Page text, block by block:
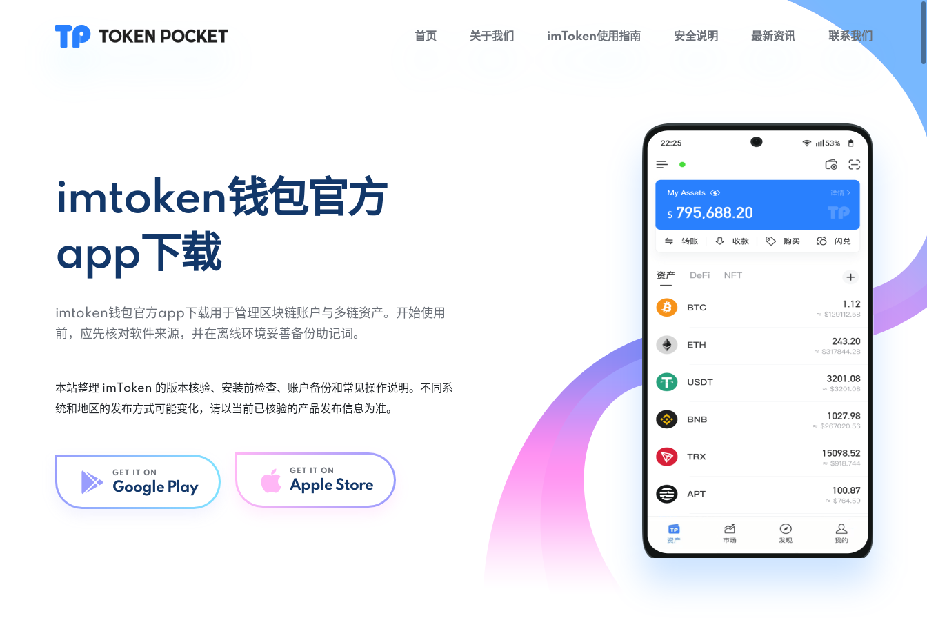
首页 关于我们 imToken使用指南 安全说明 最新资讯 联系我们
imtoken钱包官方
app下载
imtoken钱包官方app下载用于管理区块链账户与多链资产。开始使用
前，应先核对软件来源，并在离线环境妥善备份助记词。
本站整理 imToken 的版本核验、安装前检查、账户备份和常见操作说明。不同系
统和地区的发布方式可能变化，请以当前已核验的产品发布信息为准。
GET IT ON
Google Play
GET IT ON
Apple Store